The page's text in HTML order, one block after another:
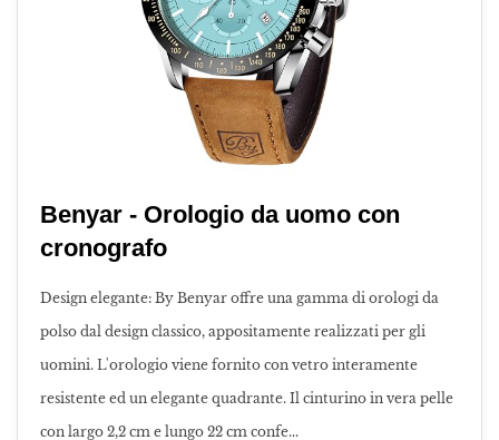
Benyar - Orologio da uomo con
cronografo
Design elegante: By Benyar offre una gamma di orologi da
polso dal design classico, appositamente realizzati per gli
uomini. L'orologio viene fornito con vetro interamente
resistente ed un elegante quadrante. Il cinturino in vera pelle
con largo 2,2 cm e lungo 22 cm confe...